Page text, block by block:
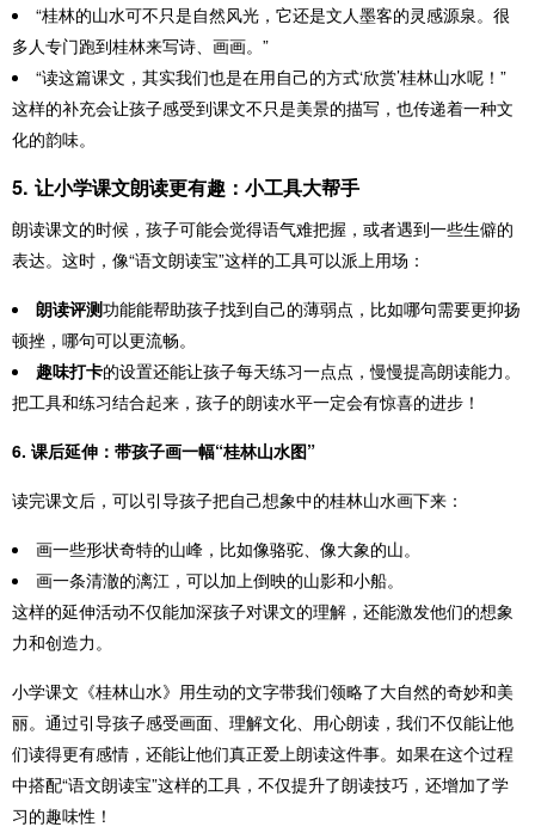
“桂林的山水可不只是自然风光，它还是文人墨客的灵感源泉。很
多人专门跑到桂林来写诗、画画。”
“读这篇课文，其实我们也是在用自己的方式‘欣赏’桂林山水呢！”
这样的补充会让孩子感受到课文不只是美景的描写，也传递着一种文
化的韵味。
5. 让小学课文朗读更有趣：小工具大帮手
朗读课文的时候，孩子可能会觉得语气难把握，或者遇到一些生僻的
表达。这时，像“语文朗读宝”这样的工具可以派上用场：
朗读评测功能能帮助孩子找到自己的薄弱点，比如哪句需要更抑扬
顿挫，哪句可以更流畅。
趣味打卡的设置还能让孩子每天练习一点点，慢慢提高朗读能力。
把工具和练习结合起来，孩子的朗读水平一定会有惊喜的进步！
6. 课后延伸：带孩子画一幅“桂林山水图”
读完课文后，可以引导孩子把自己想象中的桂林山水画下来：
画一些形状奇特的山峰，比如像骆驼、像大象的山。
画一条清澈的漓江，可以加上倒映的山影和小船。
这样的延伸活动不仅能加深孩子对课文的理解，还能激发他们的想象
力和创造力。
小学课文《桂林山水》用生动的文字带我们领略了大自然的奇妙和美
丽。通过引导孩子感受画面、理解文化、用心朗读，我们不仅能让他
们读得更有感情，还能让他们真正爱上朗读这件事。如果在这个过程
中搭配“语文朗读宝”这样的工具，不仅提升了朗读技巧，还增加了学
习的趣味性！